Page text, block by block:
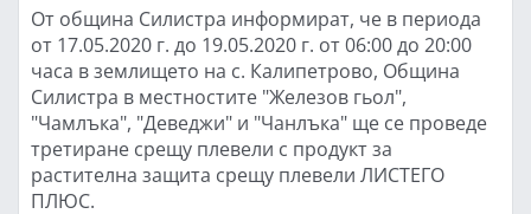
От община Силистра информират, че в периода
от 17.05.2020 г. до 19.05.2020 г. от 06:00 до 20:00
часа в землището на с. Калипетрово, Община
Силистра в местностите "Железов гьол",
"Чамлъка", "Деведжи" и "Чанлъка" ще се проведе
третиране срещу плевели с продукт за
растителна защита срещу плевели ЛИСТЕГО
ПЛЮС.